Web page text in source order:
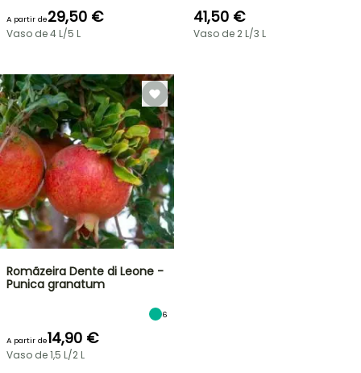
A partir de29,50 €
Vaso de 4 L/5 L
41,50 €
Vaso de 2 L/3 L
Romãzeira Dente di Leone -
Punica granatum
6
A partir de14,90 €
Vaso de 1,5 L/2 L